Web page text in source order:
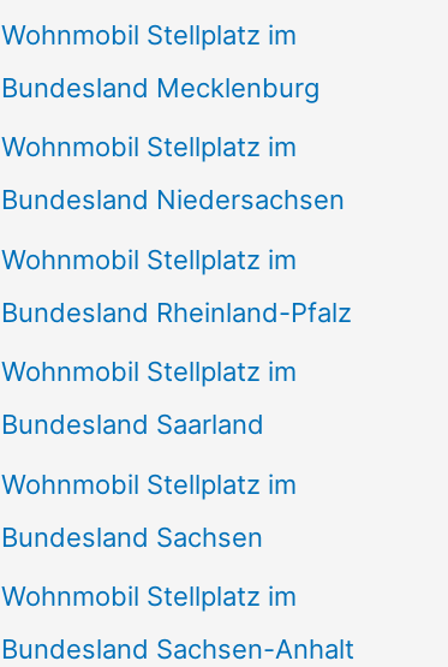
Wohnmobil Stellplatz im
Bundesland Mecklenburg
Wohnmobil Stellplatz im
Bundesland Niedersachsen
Wohnmobil Stellplatz im
Bundesland Rheinland-Pfalz
Wohnmobil Stellplatz im
Bundesland Saarland
Wohnmobil Stellplatz im
Bundesland Sachsen
Wohnmobil Stellplatz im
Bundesland Sachsen-Anhalt